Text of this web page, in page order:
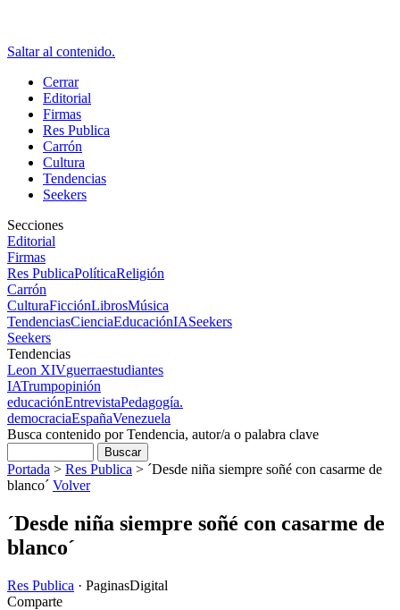
Saltar al contenido.
Cerrar
Editorial
Firmas
Res Publica
Carrón
Cultura
Tendencias
Seekers
Secciones
Editorial
Firmas
Res PublicaPolíticaReligión
Carrón
CulturaFicciónLibrosMúsica
TendenciasCienciaEducaciónIASeekers
Seekers
Tendencias
Leon XIVguerraestudiantes
IATrumpopinión
educaciónEntrevistaPedagogía.
democraciaEspañaVenezuela
Busca contenido por Tendencia, autor/a o palabra clave
Portada > Res Publica > ´Desde niña siempre soñé con casarme de
blanco´ Volver
´Desde niña siempre soñé con casarme de
blanco´
Res Publica · PaginasDigital
Comparte